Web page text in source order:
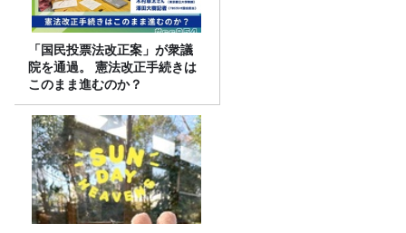
「国民投票法改正案」が衆議
院を通過。 憲法改正手続きは
このまま進むのか？